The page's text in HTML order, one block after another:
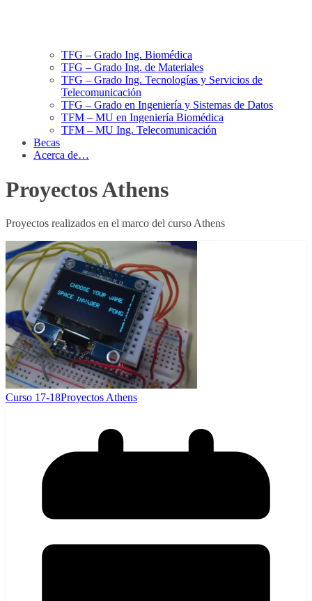
TFG – Grado Ing. Biomédica
TFG – Grado Ing. de Materiales
TFG – Grado Ing. Tecnologías y Servicios de
Telecomunicación
TFG – Grado en Ingeniería y Sistemas de Datos
TFM – MU en Ingeniería Biomédica
TFM – MU Ing. Telecomunicación
Becas
Acerca de…
Proyectos Athens
Proyectos realizados en el marco del curso Athens
Curso 17-18Proyectos Athens